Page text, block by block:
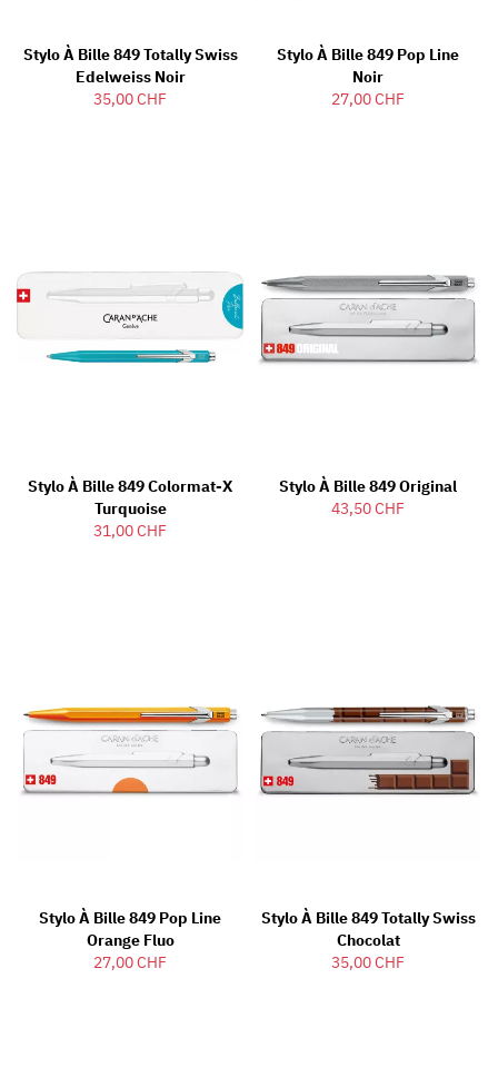
Stylo À Bille 849 Totally Swiss
Edelweiss Noir
35,00 CHF
Stylo À Bille 849 Pop Line
Noir
27,00 CHF
Stylo À Bille 849 Colormat-X
Turquoise
31,00 CHF
Stylo À Bille 849 Original
43,50 CHF
Stylo À Bille 849 Pop Line
Orange Fluo
27,00 CHF
Stylo À Bille 849 Totally Swiss
Chocolat
35,00 CHF